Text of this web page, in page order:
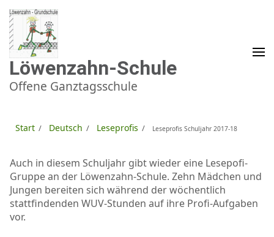
Zum
Inhalt
springen
(Enter
drücken)
Löwenzahn-Schule
Offene Ganztagsschule
Start / Deutsch / Leseprofis / Leseprofis Schuljahr 2017-18
Auch in diesem Schuljahr gibt wieder eine Lesepofi-
Gruppe an der Löwenzahn-Schule. Zehn Mädchen und
Jungen bereiten sich während der wöchentlich
stattfindenden WUV-Stunden auf ihre Profi-Aufgaben
vor.